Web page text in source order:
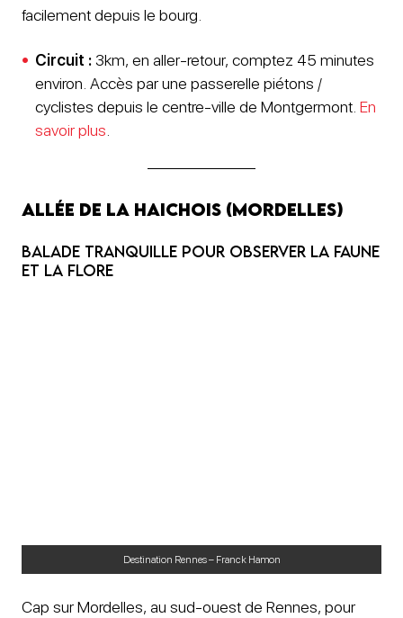
facilement depuis le bourg.
Circuit : 3km, en aller-retour, comptez 45 minutes
environ. Accès par une passerelle piétons /
cyclistes depuis le centre-ville de Montgermont. En
savoir plus
Allée de la Haichois (Mordelles)
Balade tranquille pour observer la faune
et la flore
Destination Rennes – Franck Hamon
Cap sur Mordelles, au sud-ouest de Rennes, pour